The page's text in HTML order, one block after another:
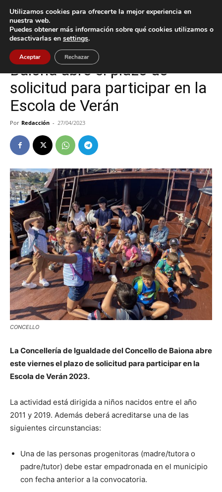
Inicio Baiona
Baiona Cultura / Ocio
Baiona abre el plazo de
solicitud para participar en la
Escola de Verán
Por Redacción - 27/04/2023
CONCELLO
La Concellería de Igualdade del Concello de Baiona abre
este viernes el plazo de solicitud para participar en la
Escola de Verán 2023.
La actividad está dirigida a niños nacidos entre el año
2011 y 2019. Además deberá acreditarse una de las
siguientes circunstancias:
Una de las personas progenitoras (madre/tutora o
padre/tutor) debe estar empadronada en el municipio
con fecha anterior a la convocatoria.
Utilizamos cookies para ofrecerte la mejor experiencia en
nuestra web.
Puedes obtener más información sobre qué cookies utilizamos o
desactivarlas en settings.
Aceptar Rechazar